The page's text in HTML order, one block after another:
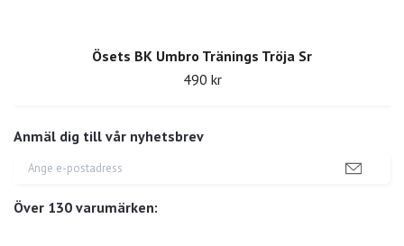
Anmäl dig till vår nyhetsbrev
Över 130 varumärken:
Ösets BK Umbro Tränings Tröja Sr
490 kr